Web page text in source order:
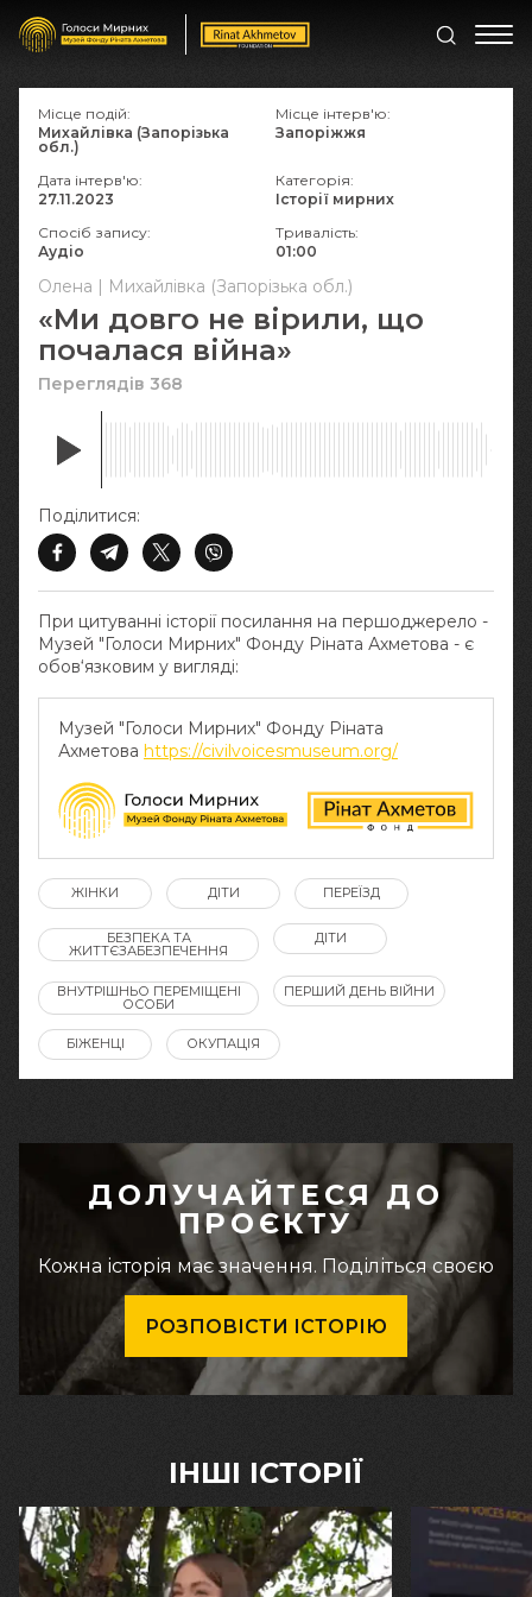
Олена | Михайлівка (Запорізька обл.)
«Ми довго не вірили, що
почалася війна»
Переглядів 368
При цитуванні історії посилання на першоджерело -
Музей "Голоси Мирних" Фонду Ріната Ахметова - є
обов‘язковим у вигляді:
Музей "Голоси Мирних" Фонду Ріната
Ахметова https://civilvoicesmuseum.org/
Поділитися:
Місце подій:
Михайлівка (Запорізька
обл.)
Місце інтерв'ю:
Запоріжжя
Дата інтерв'ю:
27.11.2023
Категорія:
Історії мирних
Спосіб запису:
Аудіо
Тривалість:
01:00
ЖІНКИ ДІТИ ПЕРЕЇЗД
БЕЗПЕКА ТА
ЖИТТЄЗАБЕЗПЕЧЕННЯ
ДІТИ
ВНУТРІШНЬО ПЕРЕМІЩЕНІ
ОСОБИ
ПЕРШИЙ ДЕНЬ ВІЙНИ
БІЖЕНЦІ ОКУПАЦІЯ
ДОЛУЧАЙТЕСЯ ДО
ПРОЄКТУ
Кожна історія має значення. Поділіться своєю
РОЗПОВІСТИ ІСТОРІЮ
ІНШІ ІСТОРІЇ